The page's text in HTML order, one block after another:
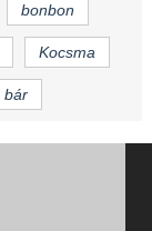
bonbon
Kocsma
bár